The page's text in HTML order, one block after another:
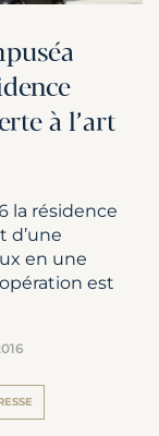
à l’art
la résidence
d’une
en une
est